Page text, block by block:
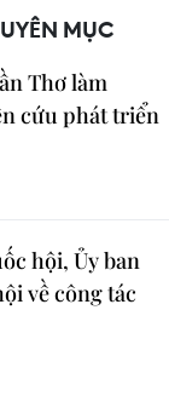
MỤC
Thơ làm
cứu phát triển
hội, Ủy ban
về công tác